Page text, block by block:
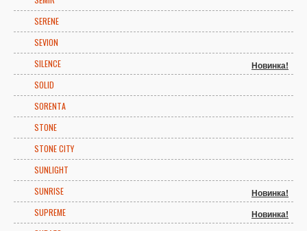
SERENE
SEVION
SILENCE
Новинка!
SOLID
SORENTA
STONE
STONE CITY
SUNLIGHT
SUNRISE
Новинка!
SUPREME Новинка!